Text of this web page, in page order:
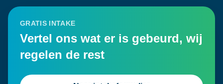
GRATIS INTAKE
Vertel ons wat er is gebeurd, wij
regelen de rest